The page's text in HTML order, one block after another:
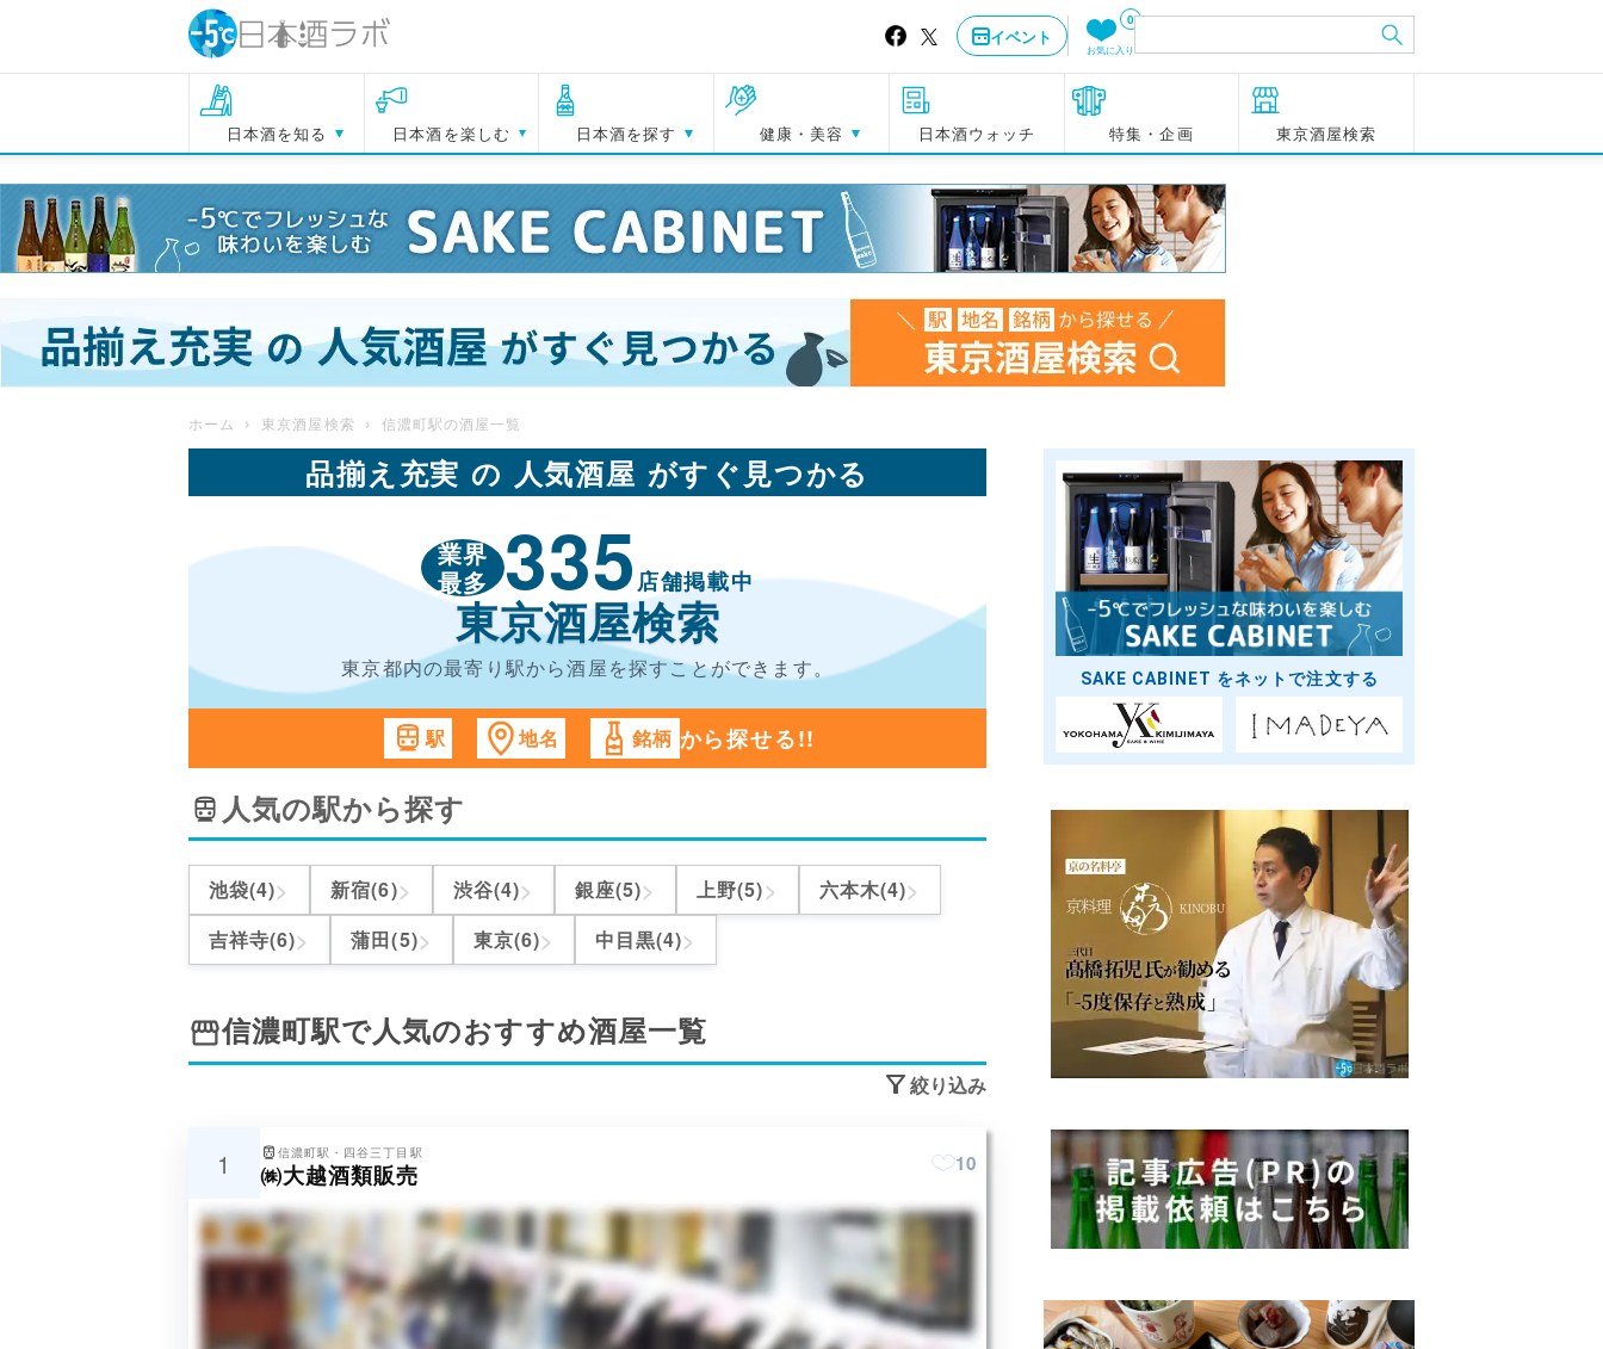
イベント
0
お気に入り
日本酒を知る 日本酒を楽しむ 日本酒を探す 健康・美容 日本酒ウォッチ 特集・企画 東京酒屋検索
ホーム 東京酒屋検索 信濃町駅の酒屋一覧
品揃え充実 の 人気酒屋 がすぐ見つかる
業界
最多 335店舗掲載中
東京酒屋検索
東京都内の最寄り駅から酒屋を探すことができます。
駅 地名 銘柄 から探せる!!
人気の駅から探す
池袋(4)> 新宿(6)> 渋谷(4)> 銀座(5)> 上野(5)> 六本木(4)>
吉祥寺(6)> 蒲田(5)> 東京(6)> 中目黒(4)>
信濃町駅で人気のおすすめ酒屋一覧
絞り込み
1 信濃町駅・四谷三丁目駅
㈱大越酒類販売 10
SAKE CABINET をネットで注文する